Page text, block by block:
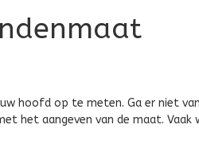
hoofd op te meten. Ga er niet
het aangeven van de maat.